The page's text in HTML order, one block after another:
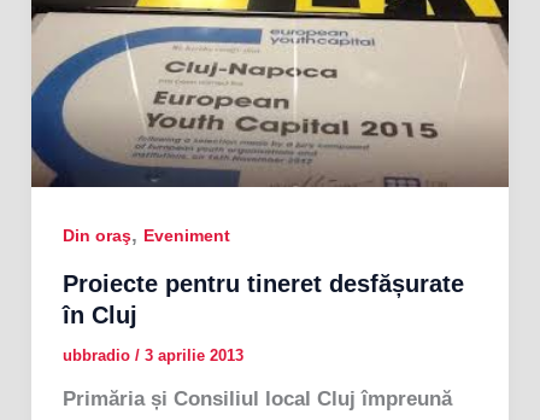
Din oraş, Eveniment
Proiecte pentru tineret desfășurate
în Cluj
ubbradio / 3 aprilie 2013
Primăria și Consiliul local Cluj împreună